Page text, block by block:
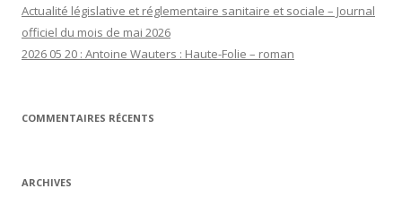
Actualité législative et réglementaire sanitaire et sociale – Journal
officiel du mois de mai 2026
2026 05 20 : Antoine Wauters : Haute-Folie – roman
COMMENTAIRES RÉCENTS
ARCHIVES